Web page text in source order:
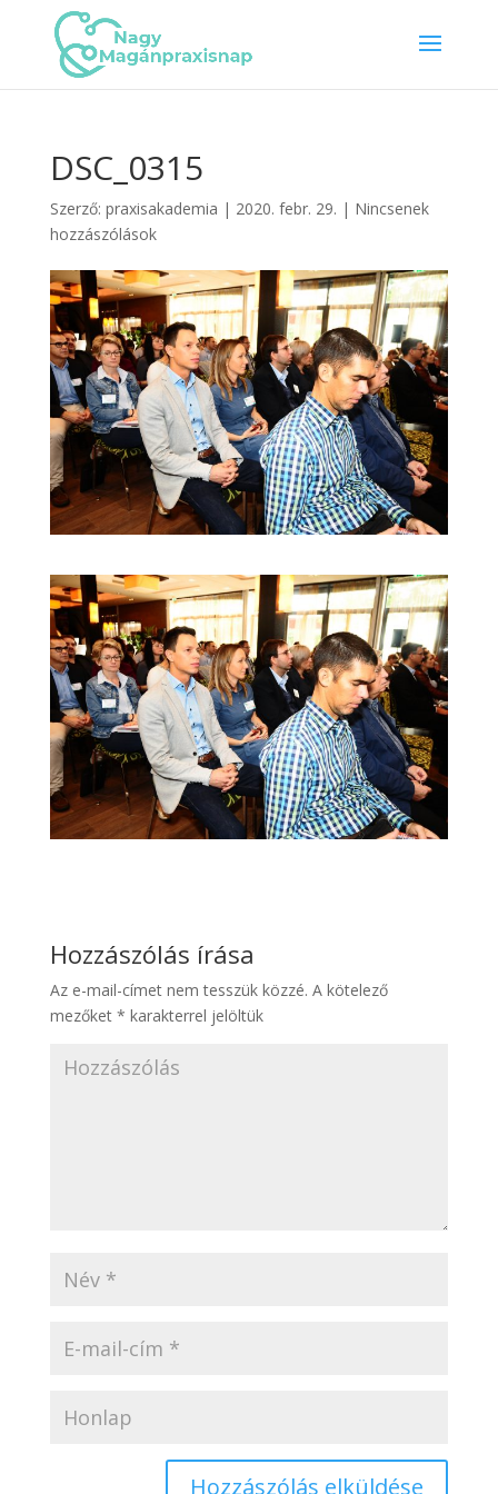
DSC_0315
Szerző: praxisakademia | 2020. febr. 29. | Nincsenek
hozzászólások
Hozzászólás írása
Az e-mail-címet nem tesszük közzé. A kötelező
mezőket * karakterrel jelöltük